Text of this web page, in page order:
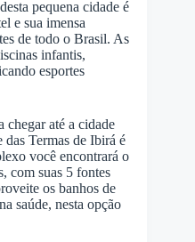
pequena cidade é
e sua imensa
de todo o Brasil. As
infantis,
esportes
chegar até a cidade
das Termas de Ibirá é
você encontrará o
com suas 5 fontes
os banhos de
saúde, nesta opção